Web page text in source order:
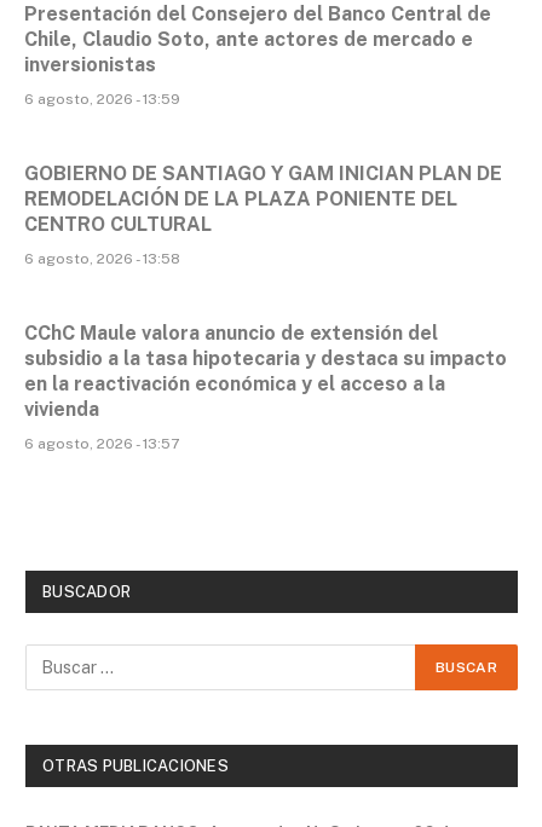
Presentación del Consejero del Banco Central de
Chile, Claudio Soto, ante actores de mercado e
inversionistas
6 agosto, 2026 - 13:59
GOBIERNO DE SANTIAGO Y GAM INICIAN PLAN DE
REMODELACIÓN DE LA PLAZA PONIENTE DEL
CENTRO CULTURAL
6 agosto, 2026 - 13:58
CChC Maule valora anuncio de extensión del
subsidio a la tasa hipotecaria y destaca su impacto
en la reactivación económica y el acceso a la
vivienda
6 agosto, 2026 - 13:57
BUSCADOR
OTRAS PUBLICACIONES